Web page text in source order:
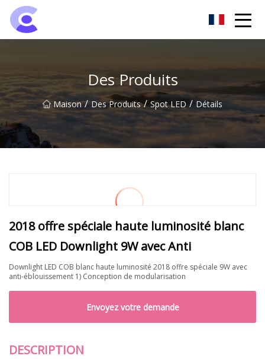
Des Produits
Maison / Des Produits / Spot LED / Détails
2018 offre spéciale haute luminosité blanc
COB LED Downlight 9W avec Anti
Downlight LED COB blanc haute luminosité 2018 offre spéciale 9W avec
anti-éblouissement 1) Conception de modularisation
Envoyez votre demande
DESCRIPTION